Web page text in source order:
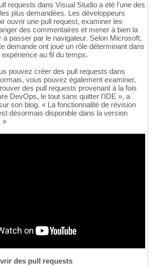
requests dans Visual Studio a été l'une des
plus demandées. Les développeurs
ouvrir une pull request, examiner les
des commentaires et mener à bien la
à passer par le navigateur. Selon Microsoft,
demande ont joué un rôle déterminant dans
au fil du temps.
pouvez créer des pull requests dans
vous pouvez également examiner,
des pull requests provenant à la fois
DevOps, le tout sans quitter l'IDE », a
son blog. « La fonctionnalité de révision
désormais disponible dans la version
»
des pull requests